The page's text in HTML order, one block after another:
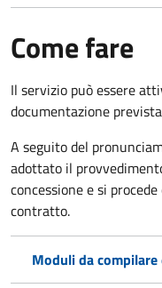
Come fare
Il servizio può essere
documentazione
A seguito del
adottato il
concessione e si
contratto.
Moduli da